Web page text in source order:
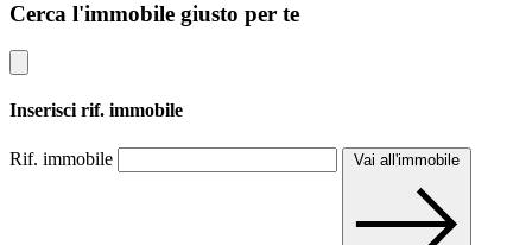
Cerca l'immobile giusto per te
Inserisci rif. immobile
Rif. immobile Vai all'immobile